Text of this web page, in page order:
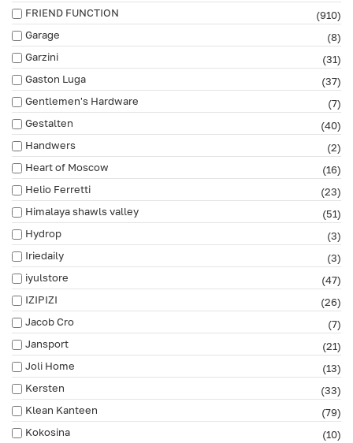
FRIEND FUNCTION
(910)
Garage
(8)
Garzini
(31)
Gaston Luga
(37)
Gentlemen's Hardware
(7)
Gestalten
(40)
Handwers
(2)
Heart of Moscow
(16)
Helio Ferretti
(23)
Himalaya shawls valley
(51)
Hydrop
(3)
Iriedaily
(3)
iyulstore
(47)
IZIPIZI
(26)
Jacob Cro
(7)
Jansport
(21)
Joli Home
(13)
Kersten
(33)
Klean Kanteen
(79)
Kokosina
(10)